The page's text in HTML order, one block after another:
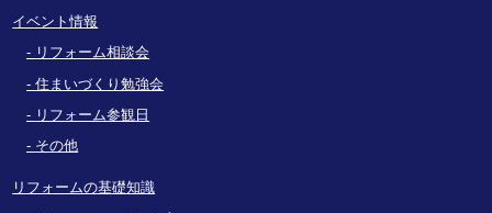
イベント情報
リフォーム相談会
住まいづくり勉強会
リフォーム参観日
その他
リフォームの基礎知識